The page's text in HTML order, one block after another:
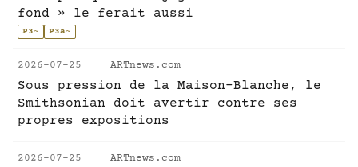
fond » le ferait aussi
P3~ P3a~
2026-07-25 ARTnews.com
Sous pression de la Maison-Blanche, le
Smithsonian doit avertir contre ses
propres expositions
2026-07-25 ARTnews.com